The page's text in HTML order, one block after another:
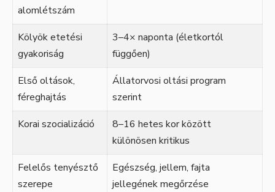
alomlétszám
Kölyök etetési
gyakoriság
3–4× naponta (életkortól
függően)
Első oltások,
féreghajtás
Állatorvosi oltási program
szerint
Korai szocializáció
8–16 hetes kor között
különösen kritikus
Felelős tenyésztő
szerepe
Egészség, jellem, fajta
jellegének megőrzése